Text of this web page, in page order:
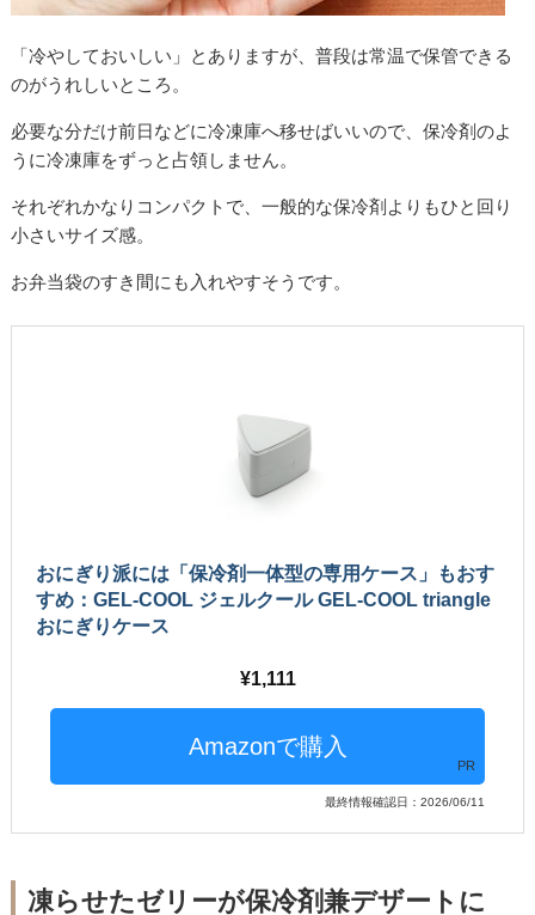
「冷やしておいしい」とありますが、普段は常温で保管できる
のがうれしいところ。
必要な分だけ前日などに冷凍庫へ移せばいいので、保冷剤のよ
うに冷凍庫をずっと占領しません。
それぞれかなりコンパクトで、一般的な保冷剤よりもひと回り
小さいサイズ感。
お弁当袋のすき間にも入れやすそうです。
おにぎり派には「保冷剤一体型の専用ケース」もおす
すめ：GEL-COOL ジェルクール GEL-COOL triangle
おにぎりケース
1,111
PR
最終情報確認日：2026/06/11
凍らせたゼリーが保冷剤兼デザートに